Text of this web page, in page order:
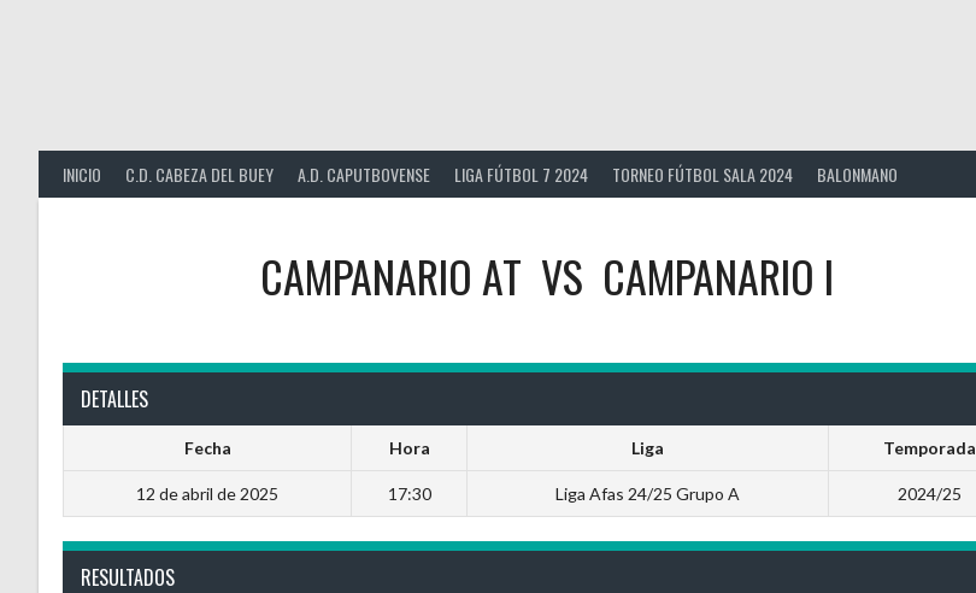
INICIO C.D. CABEZA DEL BUEY A.D. CAPUTBOVENSE LIGA FÚTBOL 7 2024 TORNEO FÚTBOL SALA 2024 BALONMANO
CAMPANARIO AT VS CAMPANARIO I
DETALLES
Fecha Hora Liga Temporada
12 de abril de 2025 17:30 Liga Afas 24/25 Grupo A 2024/25
RESULTADOS